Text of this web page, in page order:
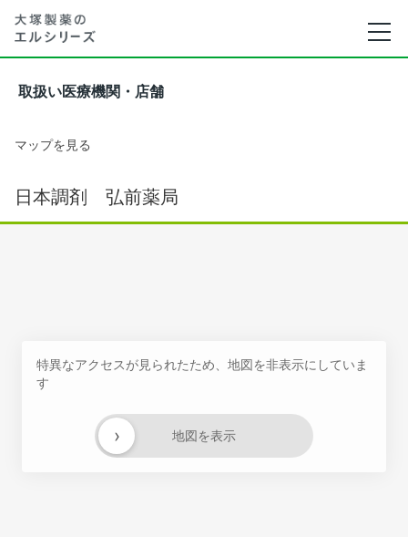
取扱い医療機関・店舗
マップを見る
日本調剤 弘前薬局
特異なアクセスが見られたため、地図を非表示にしていま
す
地図を表示
›